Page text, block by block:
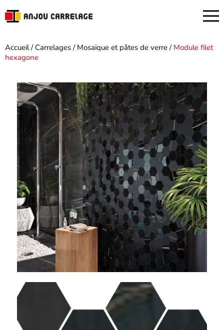
Accueil/ Carrelages / Mosaïque et pâtes de verre / Module filet
hexagone